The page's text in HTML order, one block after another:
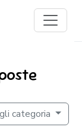
categoria